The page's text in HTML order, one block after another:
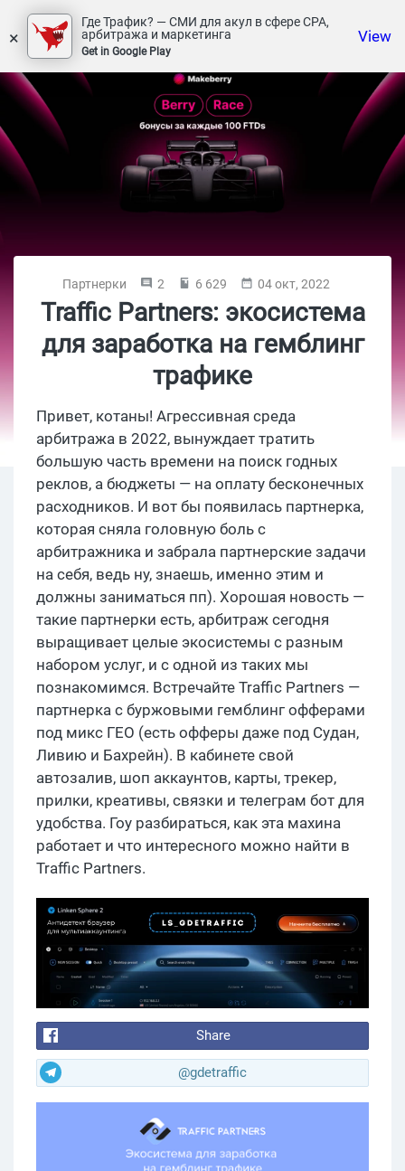
×
Где Трафик? — СМИ для акул в сфере СРА,
арбитража и маркетинга
Get in Google Play
View
Партнерки 2 6 629 04 окт, 2022
Traffic Partners: экосистема
для заработка на гемблинг
трафике
Привет, котаны! Агрессивная среда
арбитража в 2022, вынуждает тратить
большую часть времени на поиск годных
реклов, а бюджеты — на оплату бесконечных
расходников. И вот бы появилась партнерка,
которая сняла головную боль с
арбитражника и забрала партнерские задачи
на себя, ведь ну, знаешь, именно этим и
должны заниматься пп). Хорошая новость —
такие партнерки есть, арбитраж сегодня
выращивает целые экосистемы с разным
набором услуг, и с одной из таких мы
познакомимся. Встречайте Traffic Partners —
партнерка с буржовыми гемблинг офферами
под микс ГЕО (есть офферы даже под Судан,
Ливию и Бахрейн). В кабинете свой
автозалив, шоп аккаунтов, карты, трекер,
прилки, креативы, связки и телеграм бот для
удобства. Гоу разбираться, как эта махина
работает и что интересного можно найти в
Traffic Partners.
Share
@gdetraffic